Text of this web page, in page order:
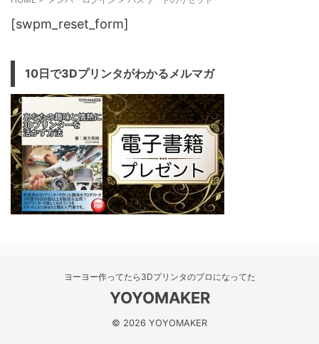
[swpm_reset_form]
10日で3Dプリンタがわかるメルマガ
ヨーヨー作ってたら3Dプリンタのプロになってた
YOYOMAKER
© 2026 YOYOMAKER